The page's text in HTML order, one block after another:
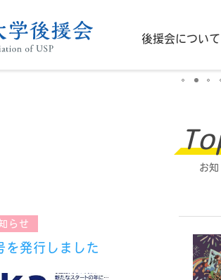
後援会について
お
らせ
発行しました